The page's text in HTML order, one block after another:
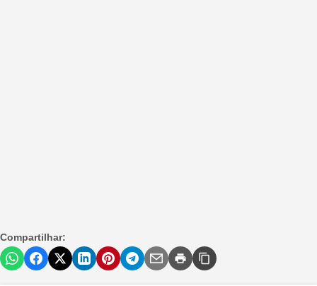
Compartilhar: